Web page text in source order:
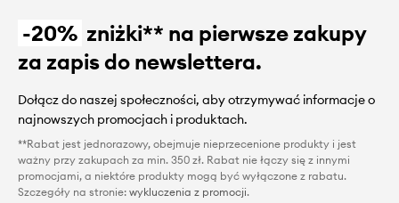
-20% zniżki** na pierwsze zakupy
za zapis do newslettera.
Dołącz do naszej społeczności, aby otrzymywać informacje o
najnowszych promocjach i produktach.
**Rabat jest jednorazowy, obejmuje nieprzecenione produkty i jest
ważny przy zakupach za min. 350 zł. Rabat nie łączy się z innymi
promocjami, a niektóre produkty mogą być wyłączone z rabatu.
Szczegóły na stronie: wykluczenia z promocji.